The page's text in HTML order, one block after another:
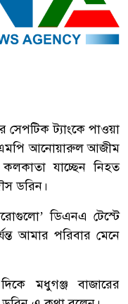
সেপটিক ট্যাংকে পাওয়া
আনোয়ারুল আজীম
যাচ্ছেন নিহত
ডরিন।
ডিএনএ টেস্টে
আমার পরিবার মেনে
মধুগঞ্জ বাজারের